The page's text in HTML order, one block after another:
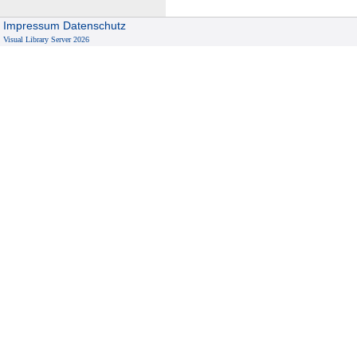
Impressum Datenschutz
Visual Library Server 2026